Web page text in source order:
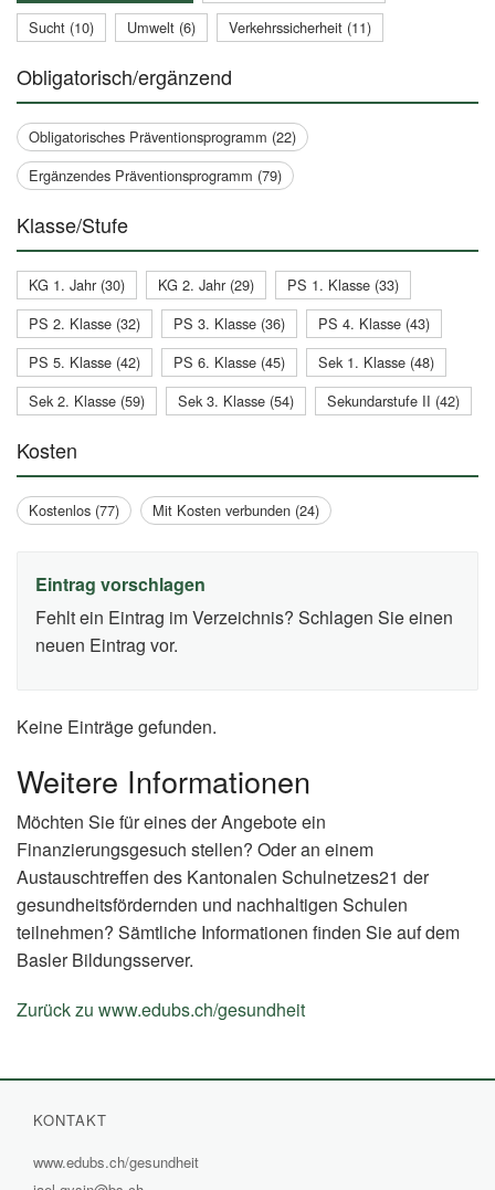
Keine Einträge gefunden.
Weitere Informationen
Möchten Sie für eines der Angebote ein
Finanzierungsgesuch stellen? Oder an einem
Austauschtreffen des Kantonalen Schulnetzes21 der
gesundheitsfördernden und nachhaltigen Schulen
teilnehmen? Sämtliche Informationen finden Sie auf dem
Basler Bildungsserver.
Zurück zu www.edubs.ch/gesundheit
Sucht (10)
Umwelt (6) Verkehrssicherheit (11)
Obligatorisch/ergänzend
Obligatorisches Präventionsprogramm (22)
Ergänzendes Präventionsprogramm (79)
Klasse/Stufe
KG 1. Jahr (30) KG 2. Jahr (29)
PS 1. Klasse (33)
PS 2. Klasse (32)
PS 3. Klasse (36)
PS 4. Klasse (43)
PS 5. Klasse (42)
PS 6. Klasse (45)
Sek 1. Klasse (48)
Sek 2. Klasse (59)
Sek 3. Klasse (54) Sekundarstufe II (42)
Kosten
Kostenlos (77) Mit Kosten verbunden (24)
Eintrag vorschlagen
Fehlt ein Eintrag im Verzeichnis? Schlagen Sie einen
neuen Eintrag vor.
KONTAKT
www.edubs.ch/gesundheit